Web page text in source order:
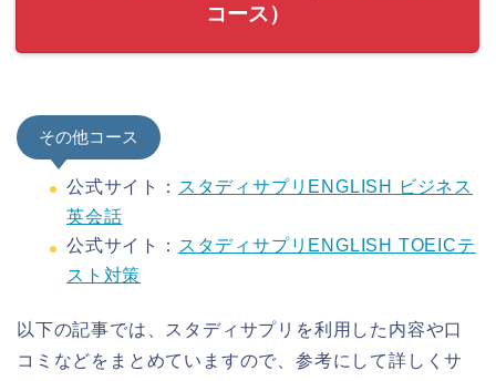
コース）
その他コース
公式サイト： スタディサプリENGLISH ビジネス
英会話
公式サイト： スタディサプリENGLISH TOEICテ
スト対策
以下の記事では、スタディサプリを利用した内容や口
コミなどをまとめていますので、参考にして詳しくサ